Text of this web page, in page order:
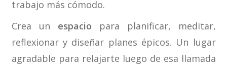
trabajo más cómodo.
Crea un espacio para planificar, meditar,
reflexionar y diseñar planes épicos. Un lugar
agradable para relajarte luego de esa llamada